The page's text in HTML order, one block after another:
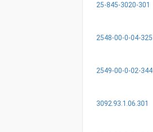
25-845-3020-301
2548-00-0-04-325
2549-00-0-02-344
3092.93.1.06.301